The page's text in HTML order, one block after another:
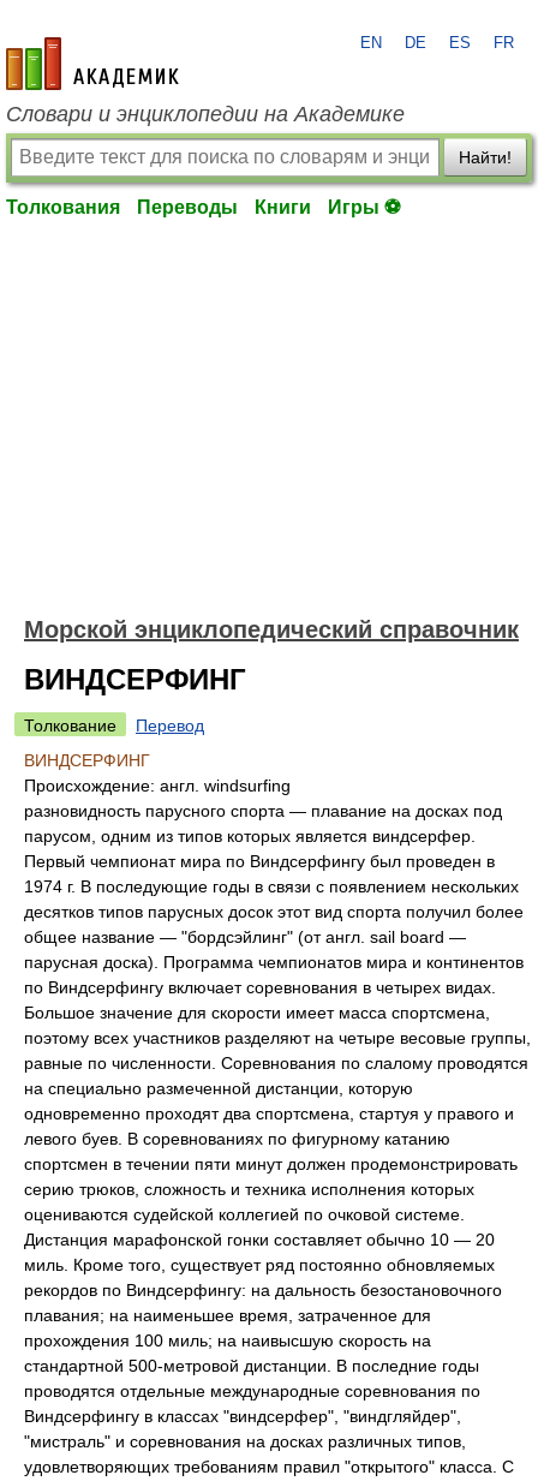
academic.ru
EN DE ES FR
Словари и энциклопедии на Академике
Найти!
Толкования Переводы Книги Игры ⚽
Морской энциклопедический справочник
ВИНДСЕРФИНГ
Толкование
Перевод
ВИНДСЕРФИНГ
Происхождение: англ. windsurfing
разновидность парусного спорта — плавание на досках под
парусом, одним из типов которых является виндсерфер.
Первый чемпионат мира по Виндсерфингу был проведен в
1974 г. В последующие годы в связи с появлением нескольких
десятков типов парусных досок этот вид спорта получил более
общее название — "бордсэйлинг" (от англ. sail board —
парусная доска). Программа чемпионатов мира и континентов
по Виндсерфингу включает соревнования в четырех видах.
Большое значение для скорости имеет масса спортсмена,
поэтому всех участников разделяют на четыре весовые группы,
равные по численности. Соревнования по слалому проводятся
на специально размеченной дистанции, которую
одновременно проходят два спортсмена, стартуя у правого и
левого буев. В соревнованиях по фигурному катанию
спортсмен в течении пяти минут должен продемонстрировать
серию трюков, сложность и техника исполнения которых
оцениваются судейской коллегией по очковой системе.
Дистанция марафонской гонки составляет обычно 10 — 20
миль. Кроме того, существует ряд постоянно обновляемых
рекордов по Виндсерфингу: на дальность безостановочного
плавания; на наименьшее время, затраченное для
прохождения 100 миль; на наивысшую скорость на
стандартной 500-метровой дистанции. В последние годы
проводятся отдельные международные соревнования по
Виндсерфингу в классах "виндсерфер", "виндгляйдер",
"мистраль" и соревнования на досках различных типов,
удовлетворяющих требованиям правил "открытого" класса. С